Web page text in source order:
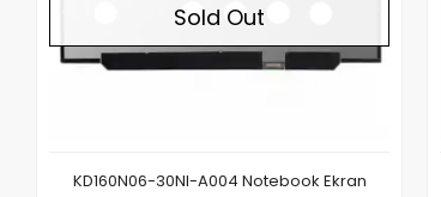
Sold Out
KD160N06-30NI-A004 Notebook Ekran